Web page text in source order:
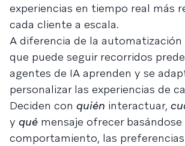
experiencias en tiempo real más
cada cliente a escala.
A diferencia de la
que puede seguir recorridos
agentes de IA aprenden y se
personalizar las experiencias de
Deciden con quién interactuar,
y qué mensaje ofrecer basándose
comportamiento, las